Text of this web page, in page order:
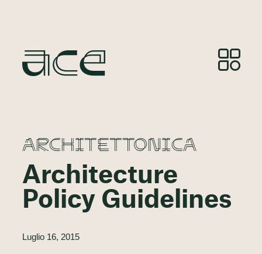
ARCHITETTONICA
Architecture
Policy Guidelines
Luglio 16, 2015